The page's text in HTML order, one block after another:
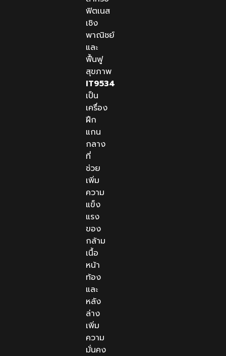
ฟิตเนส
เชิง
พาณิชย์
และ
ฟื้นฟู
สุขภาพ
IT9534
เป็น
เครื่อง
ฝึก
แกน
กลาง
ที่
ช่วย
เพิ่ม
ความ
แข็ง
แรง
ของ
กล้าม
เนื้อ
หน้า
ท้อง
และ
หลัง
ล่าง
เพิ่ม
ความ
มั่นคง